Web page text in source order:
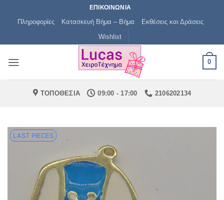
ΕΠΙΚΟΙΝΩΝΙΑ
Πληροφορίες Κατασκευή Βήμα – Βήμα
Εκθέσεις και Δράσεις
Wishlist
0
ΤΟΠΟΘΕΣΙΑ 09:00 - 17:00 2106202134
LAST PIECES